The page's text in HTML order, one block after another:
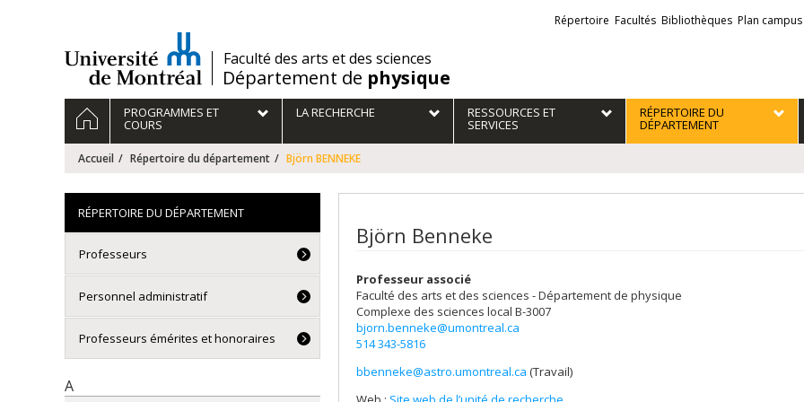
/Faculté des arts et des sciences
Département de physique
Liens
externes
Répertoire Facultés Bibliothèques Plan campus
Navigation
principale
ACCUEILPROGRAMMES ET
COURS
LA RECHERCHE RESSOURCES ET
SERVICES
RÉPERTOIRE DU
DÉPARTEMENT
Accueil Répertoire du département Björn BENNEKE
Björn Benneke
Professeur associé
Faculté des arts et des sciences - Département de physique
Complexe des sciences local B-3007
bjorn.benneke@umontreal.ca
514 343-5816
bbenneke@astro.umontreal.ca (Travail)
RÉPERTOIRE DU DÉPARTEMENT
Professeurs
Personnel administratif
Professeurs émérites et honoraires
A